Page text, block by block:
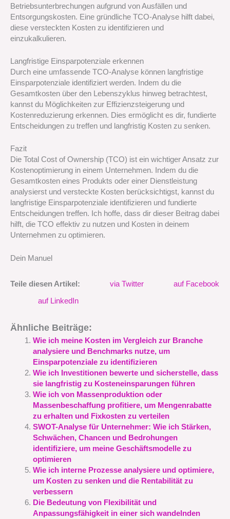
Betriebsunterbrechungen aufgrund von Ausfällen und
Entsorgungskosten. Eine gründliche TCO-Analyse hilft dabei,
diese versteckten Kosten zu identifizieren und
einzukalkulieren.
Langfristige Einsparpotenziale erkennen
Durch eine umfassende TCO-Analyse können langfristige
Einsparpotenziale identifiziert werden. Indem du die
Gesamtkosten über den Lebenszyklus hinweg betrachtest,
kannst du Möglichkeiten zur Effizienzsteigerung und
Kostenreduzierung erkennen. Dies ermöglicht es dir, fundierte
Entscheidungen zu treffen und langfristig Kosten zu senken.
Fazit
Die Total Cost of Ownership (TCO) ist ein wichtiger Ansatz zur
Kostenoptimierung in einem Unternehmen. Indem du die
Gesamtkosten eines Produkts oder einer Dienstleistung
analysierst und versteckte Kosten berücksichtigst, kannst du
langfristige Einsparpotenziale identifizieren und fundierte
Entscheidungen treffen. Ich hoffe, dass dir dieser Beitrag dabei
hilft, die TCO effektiv zu nutzen und Kosten in deinem
Unternehmen zu optimieren.
Dein Manuel
Teile diesen Artikel: via Twitter auf Facebook
auf LinkedIn
Ähnliche Beiträge:
Wie ich meine Kosten im Vergleich zur Branche
analysiere und Benchmarks nutze, um
Einsparpotenziale zu identifizieren
Wie ich Investitionen bewerte und sicherstelle, dass
sie langfristig zu Kosteneinsparungen führen
Wie ich von Massenproduktion oder
Massenbeschaffung profitiere, um Mengenrabatte
zu erhalten und Fixkosten zu verteilen
SWOT-Analyse für Unternehmer: Wie ich Stärken,
Schwächen, Chancen und Bedrohungen
identifiziere, um meine Geschäftsmodelle zu
optimieren
Wie ich interne Prozesse analysiere und optimiere,
um Kosten zu senken und die Rentabilität zu
verbessern
Die Bedeutung von Flexibilität und
Anpassungsfähigkeit in einer sich wandelnden